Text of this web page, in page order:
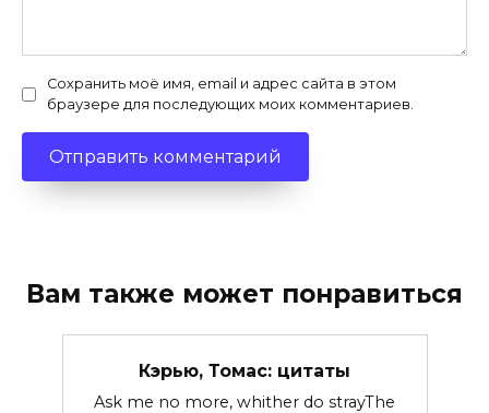
Сохранить моё имя, email и адрес сайта в этом
браузере для последующих моих комментариев.
Вам также может понравиться
Кэрью, Томас: цитаты
Ask me no more, whither do strayThe